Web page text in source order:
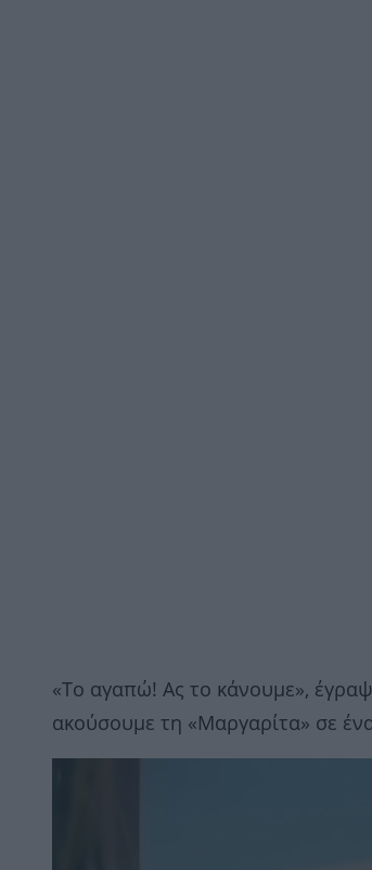
«Το αγαπώ! Ας το κάνουμε»,
ακούσουμε τη «Μαργαρίτα» σε